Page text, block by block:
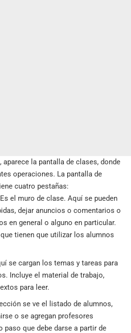
aparece la pantalla de clases, donde
operaciones. La pantalla de
cuatro pestañas:
Es el muro de clase. Aquí se pueden
dejar anuncios o comentarios o
en general o alguno en particular.
tienen que utilizar los alumnos
se cargan los temas y tareas para
Incluye el material de trabajo,
para leer.
se ve el listado de alumnos,
o se agregan profesores
paso que debe darse a partir de